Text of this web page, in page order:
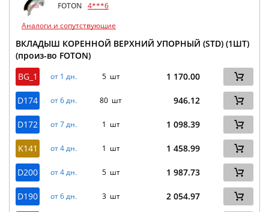
FOTON 4***6
Аналоги и сопутствующие
ВКЛАДЫШ КОРЕННОЙ ВЕРХНИЙ УПОРНЫЙ (STD) (1ШТ)
(произ-во FOTON)
BG_1
от 1 дн. 5 шт 1 170.00
D174 от 6 дн. 80 шт 946.12
D172 от 7 дн. 1 шт 1 098.39
K141 от 4 дн. 1 шт 1 458.99
D200 от 4 дн. 5 шт 1 987.73
D190 от 6 дн. 3 шт 2 054.97